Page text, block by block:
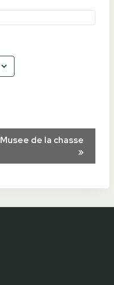
Musee de la chasse
»